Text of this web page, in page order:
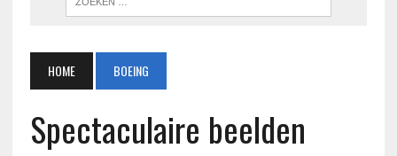
HOME BOEING
Spectaculaire beelden